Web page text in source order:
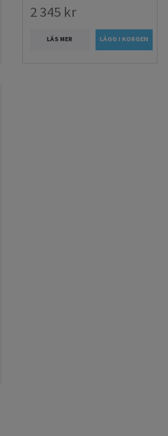
av ytterfilter till akvarium med
2 345 kr
LÄS MER